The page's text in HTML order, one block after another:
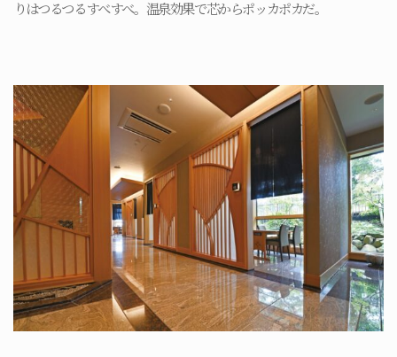
りはつるつるすべすべ。温泉効果で芯からポッカポカだ。